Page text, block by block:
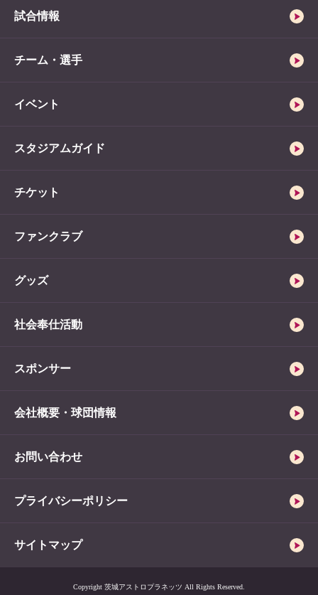
試合情報
チーム・選手
イベント
スタジアムガイド
チケット
ファンクラブ
グッズ
社会奉仕活動
スポンサー
会社概要・球団情報
お問い合わせ
プライバシーポリシー
サイトマップ
Copyright 茨城アストロプラネッツ All Rights Reserved.